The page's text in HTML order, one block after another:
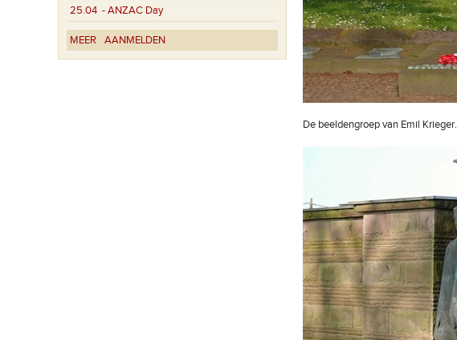
25.04 - ANZAC Day
MEER AANMELDEN
De beeldengroep van Emil Krieger.